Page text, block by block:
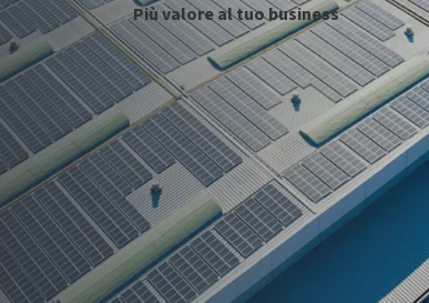
Più valore al tuo business
Migliora le performance energetiche
della tua attività e il valore del tuo
immobile aziendale.